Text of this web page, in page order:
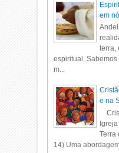
em
terra,
espiritual.
m...
e na
Terra
14) Uma